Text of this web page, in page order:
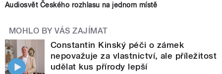
Audiosvět Českého rozhlasu na jednom místě
MOHLO BY VÁS ZAJÍMAT
Constantin Kinský péči o zámek
nepovažuje za vlastnictví, ale příležitost
udělat kus přírody lepší